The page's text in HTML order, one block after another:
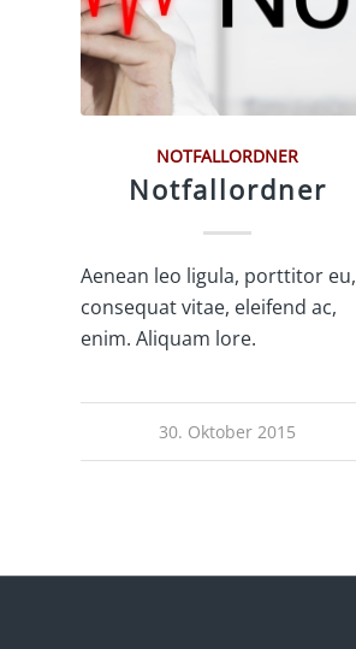
NOTFALLORDNER
Notfallordner
Aenean leo ligula, porttitor eu,
consequat vitae, eleifend ac,
enim. Aliquam lore.
30. Oktober 2015